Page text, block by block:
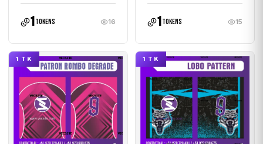
1tokens 16 1tokens 15
1 TK 1 TK